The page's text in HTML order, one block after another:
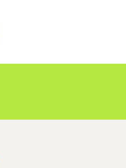
nach oben/